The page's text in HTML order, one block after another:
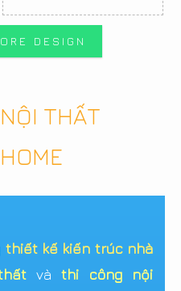
DESIGN
THẤT
thiết kế kiến trúc nhà
vàthi công nội